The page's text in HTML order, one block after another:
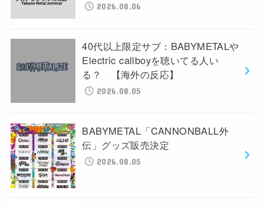
2026.08.06
40代以上限定サブ：BABYMETALや
Electric callboyを聴いてる人い
る？ 【海外の反応】
2026.08.05
BABYMETAL「CANNONBALL外
伝」グッズ販売決定
2026.08.05